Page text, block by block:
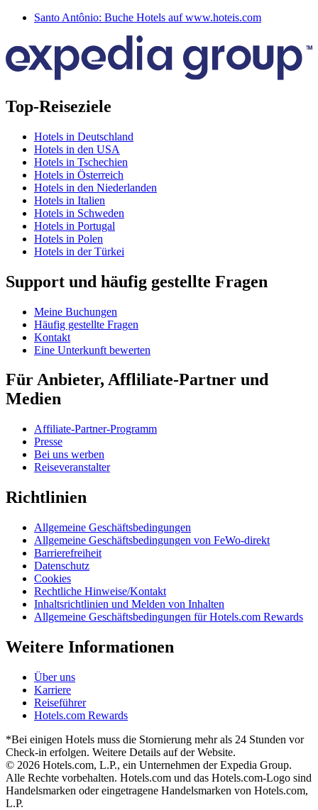
Santo Antônio: Buche Hotels auf www.hoteis.com
Top-Reiseziele
Hotels in Deutschland
Hotels in den USA
Hotels in Tschechien
Hotels in Österreich
Hotels in den Niederlanden
Hotels in Italien
Hotels in Schweden
Hotels in Portugal
Hotels in Polen
Hotels in der Türkei
Support und häufig gestellte Fragen
Meine Buchungen
Häufig gestellte Fragen
Kontakt
Eine Unterkunft bewerten
Für Anbieter, Affliliate-Partner und
Medien
Affiliate-Partner-Programm
Presse
Bei uns werben
Reiseveranstalter
Richtlinien
Allgemeine Geschäftsbedingungen
Allgemeine Geschäftsbedingungen von FeWo-direkt
Barrierefreiheit
Datenschutz
Cookies
Rechtliche Hinweise/Kontakt
Inhaltsrichtlinien und Melden von Inhalten
Allgemeine Geschäftsbedingungen für Hotels.com Rewards
Weitere Informationen
Über uns
Karriere
Reiseführer
Hotels.com Rewards
*Bei einigen Hotels muss die Stornierung mehr als 24 Stunden vor
Check-in erfolgen. Weitere Details auf der Website.
© 2026 Hotels.com, L.P., ein Unternehmen der Expedia Group.
Alle Rechte vorbehalten. Hotels.com und das Hotels.com-Logo sind
Handelsmarken oder eingetragene Handelsmarken von Hotels.com,
L.P.